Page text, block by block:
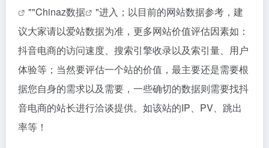
""Chinaz数据
"进入；以目前的网站数据参考，建
议大家请以爱站数据为准，更多网站价值评估因素如：
抖音电商的访问速度、搜索引擎收录以及索引量、用户
体验等；当然要评估一个站的价值，最主要还是需要根
据您自身的需求以及需要，一些确切的数据则需要找抖
音电商的站长进行洽谈提供。如该站的IP、PV、跳出
率等！